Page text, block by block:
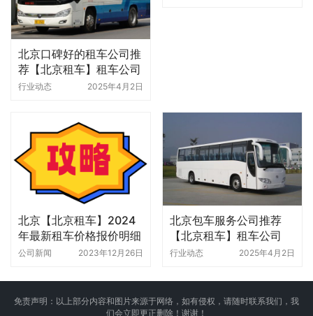
北京口碑好的租车公司推
荐【北京租车】租车公司
行业动态 2025年4月2日
北京【北京租车】2024
年最新租车价格报价明细
表
公司新闻 2023年12月26日
北京包车服务公司推荐
【北京租车】租车公司
行业动态 2025年4月2日
免责声明：以上部分内容和图片来源于网络，如有侵权，请随时联系我们，我
们会立即更正删除！谢谢！